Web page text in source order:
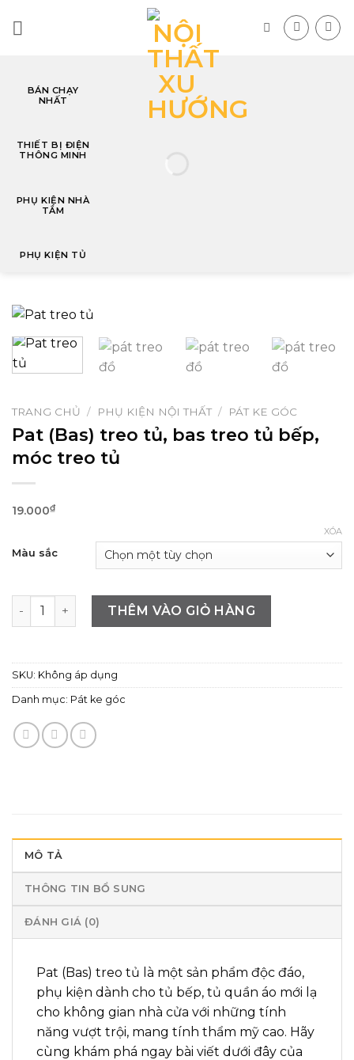
BÁN CHẠY
NHẤT
THIẾT BỊ ĐIỆN
THÔNG MINH
PHỤ KIỆN NHÀ
TẮM
PHỤ KIỆN TỦ
TRANG CHỦ / PHỤ KIỆN NỘI THẤT / PÁT KE GÓC
Pat (Bas) treo tủ, bas treo tủ bếp,
móc treo tủ
19.000₫
Màu sắc
XÓA
Pat (Bas) treo tủ, bas treo tủ bếp, móc treo tủ số lượng
THÊM VÀO GIỎ HÀNG
SKU: Không áp dụng
Danh mục: Pát ke góc
MÔ TẢ
THÔNG TIN BỔ SUNG
ĐÁNH GIÁ (0)
Pat (Bas) treo tủ là một sản phẩm độc đáo,
phụ kiện dành cho tủ bếp, tủ quần áo mới lạ
cho không gian nhà cửa với những tính
năng vượt trội, mang tính thẩm mỹ cao. Hãy
cùng khám phá ngay bài viết dưới đây của